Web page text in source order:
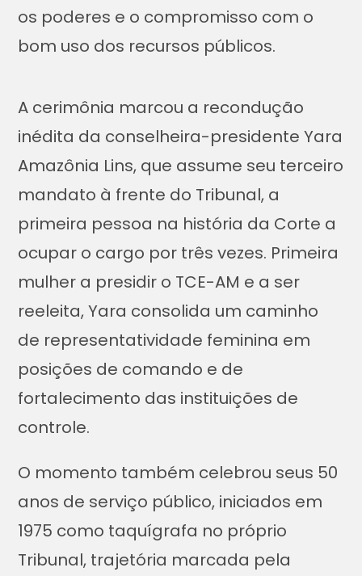
os poderes e o compromisso com o
bom uso dos recursos públicos.
A cerimônia marcou a recondução
inédita da conselheira-presidente Yara
Amazônia Lins, que assume seu terceiro
mandato à frente do Tribunal, a
primeira pessoa na história da Corte a
ocupar o cargo por três vezes. Primeira
mulher a presidir o TCE-AM e a ser
reeleita, Yara consolida um caminho
de representatividade feminina em
posições de comando e de
fortalecimento das instituições de
controle.
O momento também celebrou seus 50
anos de serviço público, iniciados em
1975 como taquígrafa no próprio
Tribunal, trajetória marcada pela